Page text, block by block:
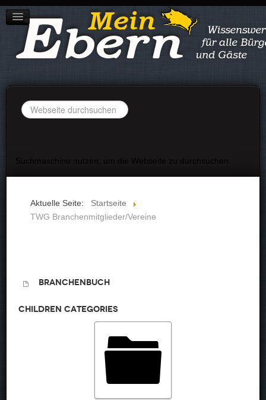
STADT EBERN
IMPRESSUM
DATENSCHUTZ
Suchen
...
Suchmaschine nutzen, um die Webseite zu durchsuchen.
Aktuelle Seite:
Startseite
TWG Branchenmitglieder/Vereine
Branchenbuch
CHILDREN CATEGORIES